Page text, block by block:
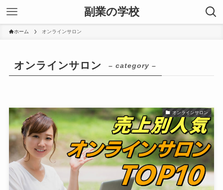
副業の学校
ホーム オンラインサロン
オンラインサロン – category –
オンラインサロン